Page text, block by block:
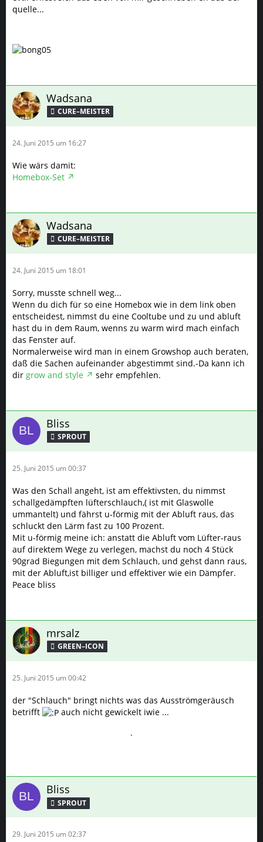
quelle...
Wadsana
CURE–MEISTER
24. Juni 2015 um 16:27
Wie wärs damit:
Homebox-Set
Wadsana
CURE–MEISTER
24. Juni 2015 um 18:01
Sorry, musste schnell weg...
Wenn du dich für so eine Homebox wie in dem link oben
entscheidest, nimmst du eine Cooltube und zu und abluft
hast du in dem Raum, wenns zu warm wird mach einfach
das Fenster auf.
Normalerweise wird man in einem Growshop auch beraten,
daß die Sachen aufeinander abgestimmt sind.-Da kann ich
dir grow and style sehr empfehlen.
Bliss
SPROUT
25. Juni 2015 um 00:37
Was den Schall angeht, ist am effektivsten, du nimmst
schallgedämpften lüfterschlauch,( ist mit Glaswolle
ummantelt) und fährst u-förmig mit der Abluft raus, das
schluckt den Lärm fast zu 100 Prozent.
Mit u-förmig meine ich: anstatt die Abluft vom Lüfter-raus
auf direktem Wege zu verlegen, machst du noch 4 Stück
90grad Biegungen mit dem Schlauch, und gehst dann raus,
mit der Abluft,ist billiger und effektiver wie ein Dämpfer.
Peace bliss
mrsalz
GREEN–ICON
25. Juni 2015 um 00:42
der "Schlauch" bringt nichts was das Ausströmgeräusch
betrifft
auch nicht gewickelt iwie ...
.
Bliss
SPROUT
29. Juni 2015 um 02:37